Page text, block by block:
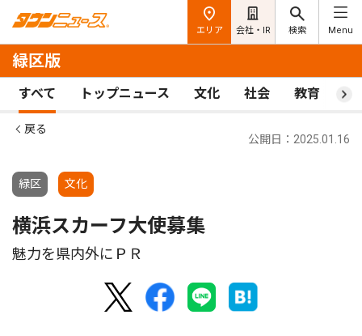
エリア 会社・IR 検索 Menu
緑区版
すべて トップニュース 文化 社会 教育 ス
戻る
緑区 文化
公開日：2025.01.16
横浜スカーフ大使募集
魅力を県内外にＰＲ